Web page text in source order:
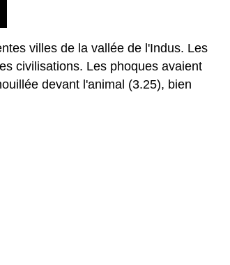
villes de la vallée de l'Indus. Les
civilisations. Les phoques avaient
devant l'animal (3.25), bien